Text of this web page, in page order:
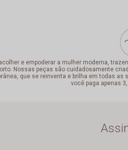
e empoderar a mulher moderna,
Nossas peças são cuidadosamente
que se reinventa e brilha em todas
você paga apenas